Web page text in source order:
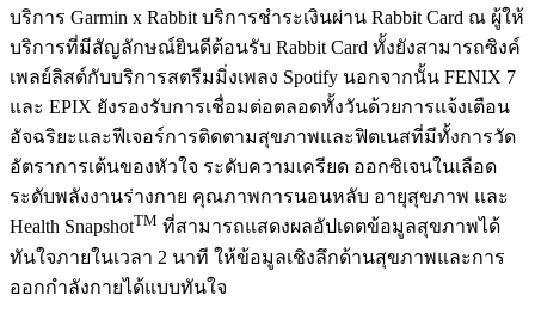
บริการ Garmin x Rabbit บริการชำระเงินผ่าน Rabbit Card ณ ผู้ให้
บริการที่มีสัญลักษณ์ยินดีต้อนรับ Rabbit Card ทั้งยังสามารถซิงค์
เพลย์ลิสต์กับบริการสตรีมมิ่งเพลง Spotify นอกจากนั้น FENIX 7
และ EPIX ยังรองรับการเชื่อมต่อตลอดทั้งวันด้วยการแจ้งเตือน
อัจฉริยะและฟีเจอร์การติดตามสุขภาพและฟิตเนสที่มีทั้งการวัด
อัตราการเต้นของหัวใจ ระดับความเครียด ออกซิเจนในเลือด
ระดับพลังงานร่างกาย คุณภาพการนอนหลับ อายุสุขภาพ และ
Health SnapshotTM ที่สามารถแสดงผลอัปเดตข้อมูลสุขภาพได้
ทันใจภายในเวลา 2 นาที ให้ข้อมูลเชิงลึกด้านสุขภาพและการ
ออกกำลังกายได้แบบทันใจ